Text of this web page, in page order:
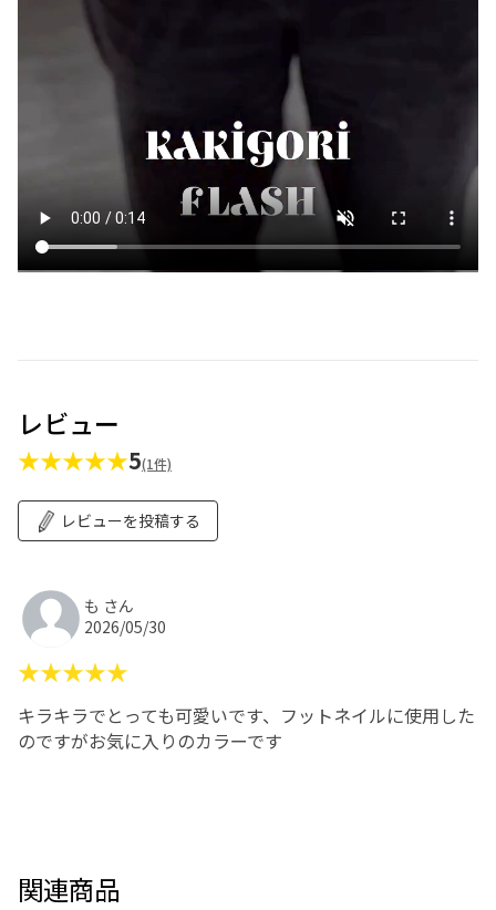
レビュー
★★★★★5(1件)
レビューを投稿する
も さん
2026/05/30
★★★★★
キラキラでとっても可愛いです、フットネイルに使用した
のですがお気に入りのカラーです
関連商品